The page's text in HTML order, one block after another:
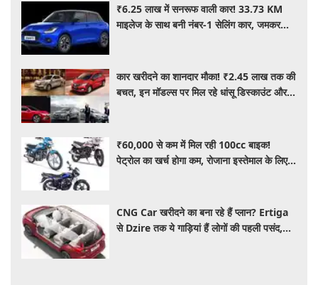
₹6.25 लाख में सनरूफ वाली कार! 33.73 KM
माइलेज के साथ बनी नंबर-1 सेलिंग कार, जमकर
कार खरीदने का शानदार मौका! ₹2.45 लाख तक की
बचत, इन मॉडल्स पर मिल रहे धांसू डिस्काउंट और
₹60,000 से कम में मिल रही 100cc बाइक!
पेट्रोल का खर्च होगा कम, रोजाना इस्तेमाल के लिए है
CNG Car खरीदने का बना रहे हैं प्लान? Ertiga
से Dzire तक ये गाड़ियां हैं लोगों की पहली पसंद,